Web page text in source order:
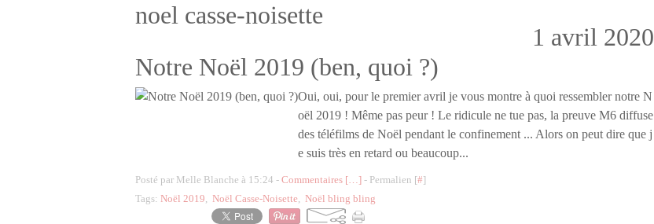
noel casse-noisette
1 avril 2020
Notre Noël 2019 (ben, quoi ?)
Oui, oui, pour le premier avril je vous montre à quoi ressembler notre N
oël 2019 ! Même pas peur ! Le ridicule ne tue pas, la preuve M6 diffuse
des téléfilms de Noël pendant le confinement ... Alors on peut dire que j
e suis très en retard ou beaucoup...
Posté par Melle Blanche à 15:24 - Commentaires […] - Permalien [#]
Tags: Noël 2019, Noël Casse-Noisette, Noël bling bling